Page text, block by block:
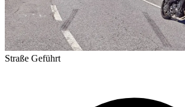
Straße Geführt